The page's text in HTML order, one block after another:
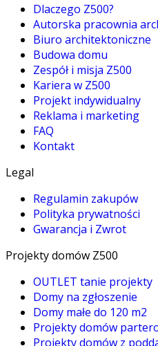
Dlaczego Z500?
Autorska pracownia
Biuro architektoniczne
Budowa domu
Zespół i misja Z500
Kariera w Z500
Projekt indywidualny
Reklama i marketing
FAQ
Kontakt
Legal
Regulamin zakupów
Polityka prywatności
Gwarancja i Zwrot
Projekty domów Z500
OUTLET tanie projekty
Domy na zgłoszenie
Domy małe do 120 m2
Projekty domów
Projekty domów z